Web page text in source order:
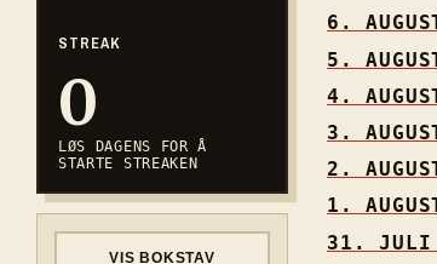
STREAK
0
LØS DAGENS FOR Å
STARTE STREAKEN
VIS BOKSTAV
6.
5.
4.
3.
2.
1.
31. JULI